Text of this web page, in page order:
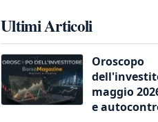
Ultimi Articoli
Oroscopo
maggio
e